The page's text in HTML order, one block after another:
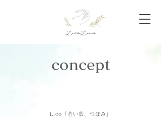
concept
Lico「若い葉、つぼみ」